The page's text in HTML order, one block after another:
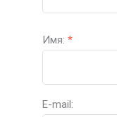
Имя: *
E-mail: